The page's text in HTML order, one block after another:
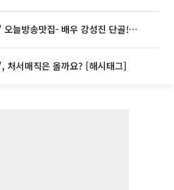
'2TV 생생정보' 오늘방송맛집- 배우 강성진 단골! 쌀국수ㆍ푸팟퐁 커리 맛집 '블○○○'
처서매직은 올까요? [해시태그]